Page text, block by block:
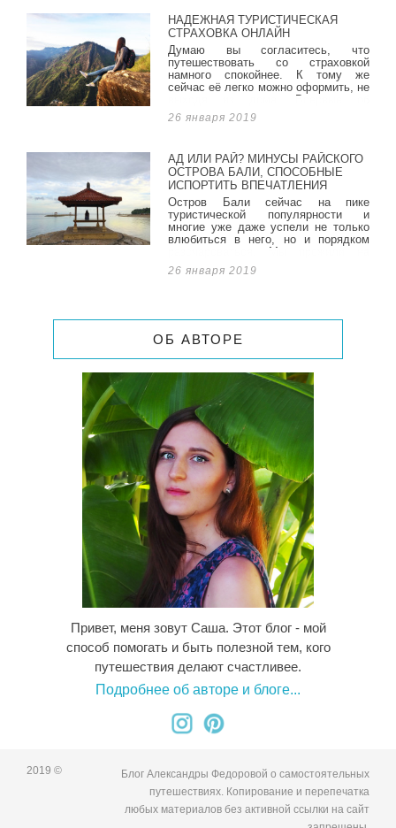
НАДЕЖНАЯ ТУРИСТИЧЕСКАЯ
СТРАХОВКА ОНЛАЙН
Думаю вы согласитесь, что
путешествовать со страховкой
намного спокойнее. К тому же
сейчас её легко можно оформить, не
выходя из дома. Впервые об
оформлении страховки мы
задумались, когда планировали
26 января 2019
АД ИЛИ РАЙ? МИНУСЫ РАЙСКОГО
ОСТРОВА БАЛИ, СПОСОБНЫЕ
ИСПОРТИТЬ ВПЕЧАТЛЕНИЯ
Остров Бали сейчас на пике
туристической популярности и
многие уже даже успели не только
влюбиться в него, но и порядком
разочароваться. Мы прожили на
этом острове два месяца, один на
побережье района Санур, и второй в
26 января 2019
ОБ АВТОРЕ
Привет, меня зовут Саша. Этот блог - мой
способ помогать и быть полезной тем, кого
путешествия делают счастливее.
Подробнее об авторе и блоге...
2019 ©
Блог Александры Федоровой о самостоятельных
путешествиях. Копирование и перепечатка
любых материалов без активной ссылки на сайт